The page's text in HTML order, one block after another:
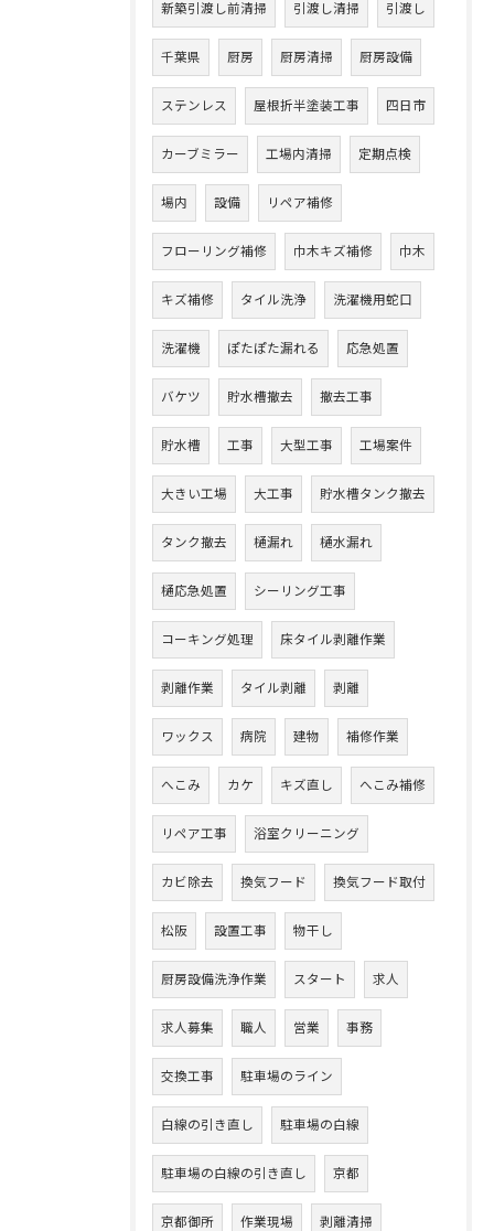
新築引渡し前清掃 引渡し清掃 引渡し
千葉県 厨房 厨房清掃 厨房設備
ステンレス 屋根折半塗装工事 四日市
カーブミラー 工場内清掃 定期点検
場内 設備 リペア補修
フローリング補修 巾木キズ補修 巾木
キズ補修 タイル洗浄 洗濯機用蛇口
洗濯機 ぽたぽた漏れる 応急処置
バケツ 貯水槽撤去 撤去工事
貯水槽 工事 大型工事 工場案件
大きい工場 大工事 貯水槽タンク撤去
タンク撤去 樋漏れ 樋水漏れ
樋応急処置 シーリング工事
コーキング処理 床タイル剥離作業
剥離作業 タイル剥離 剥離
ワックス 病院 建物 補修作業
へこみ カケ キズ直し へこみ補修
リペア工事 浴室クリーニング
カビ除去 換気フード 換気フード取付
松阪 設置工事 物干し
厨房設備洗浄作業 スタート 求人
求人募集 職人 営業 事務
交換工事 駐車場のライン
白線の引き直し 駐車場の白線
駐車場の白線の引き直し 京都
京都御所 作業現場 剥離清掃